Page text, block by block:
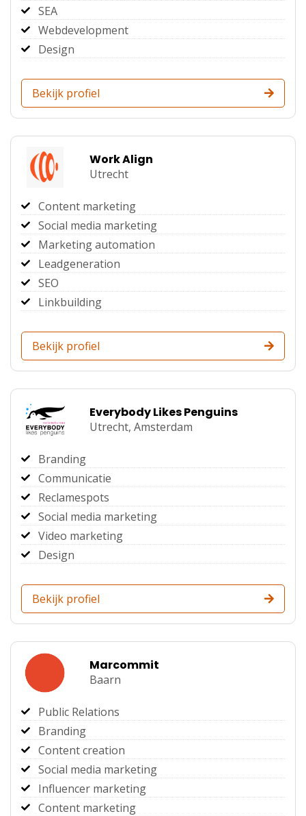
SEA
Webdevelopment
Design
Bekijk profiel
Work Align
Utrecht
Content marketing
Social media marketing
Marketing automation
Leadgeneration
SEO
Linkbuilding
Bekijk profiel
Everybody Likes Penguins
Utrecht, Amsterdam
Branding
Communicatie
Reclamespots
Social media marketing
Video marketing
Design
Bekijk profiel
Marcommit
Baarn
Public Relations
Branding
Content creation
Social media marketing
Influencer marketing
Content marketing